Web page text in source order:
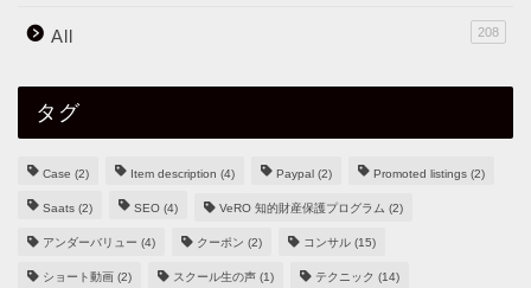
All 208
タグ
Case (2) Item description (4) Paypal (2) Promoted listings (2)
Saats (2) SEO (4) VeRO 知的財産保護プログラム (2)
アンダーバリュー (4) クーポン (2) コンサル (15)
ショート動画 (2) スクール生の声 (1) テクニック (14)